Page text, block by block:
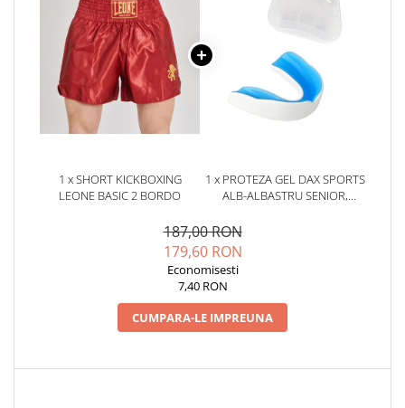
1 x SHORT KICKBOXING
LEONE BASIC 2 BORDO
1 x PROTEZA GEL DAX SPORTS
ALB-ALBASTRU SENIOR,
187,00 RON
179,60 RON
Economisesti
7,40 RON
CUMPARA-LE IMPREUNA